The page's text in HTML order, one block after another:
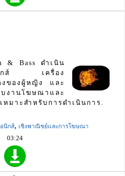
& Bass ดำเนิน
อนิกส์ เครื่อง
งของผู้หญิง และ
านโฆษณาและ
มาะสำหรับการดำเนินการ.
นิกส์, เชิงพาณิชย์และการโฆษณา
03:24